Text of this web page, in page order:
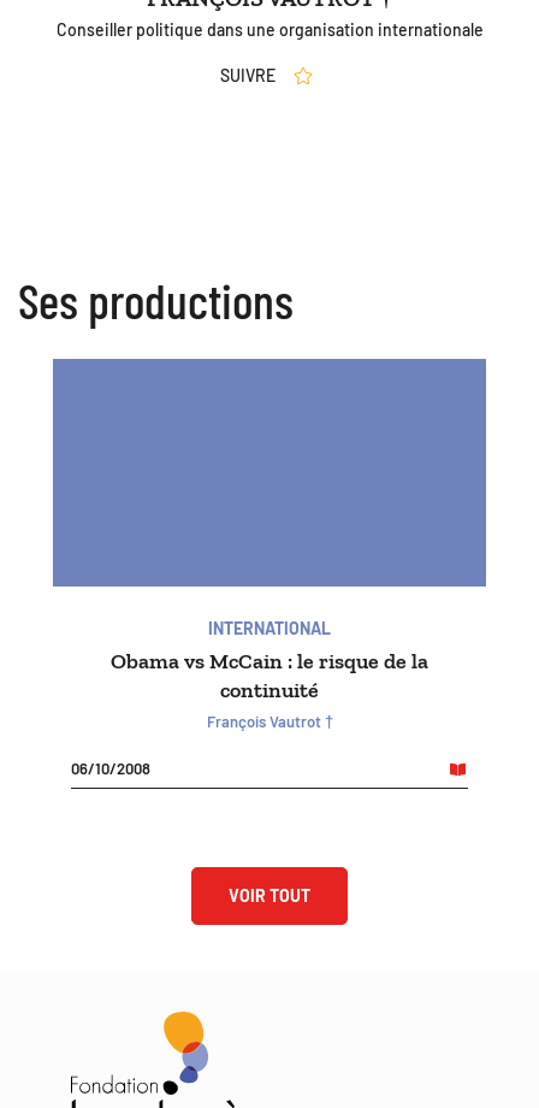
Conseiller politique dans une organisation internationale
SUIVRE
Ses productions
INTERNATIONAL
Obama vs McCain : le risque de la
continuité
François Vautrot †
06/10/2008
VOIR TOUT